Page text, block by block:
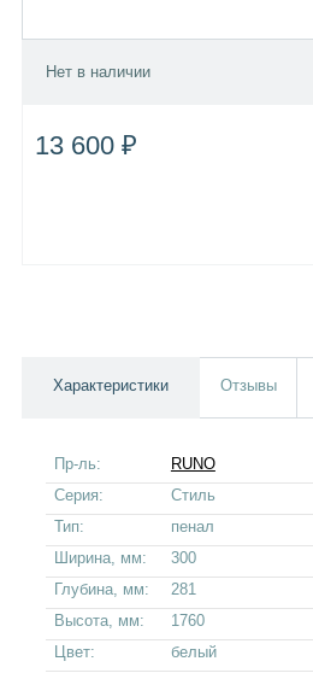
Нет в наличии
13 600 ₽
Характеристики Отзывы
Пр-ль:
RUNO
Серия:
Стиль
Тип:
пенал
Ширина, мм:
300
Глубина, мм:
281
Высота, мм:
1760
Цвет:
белый